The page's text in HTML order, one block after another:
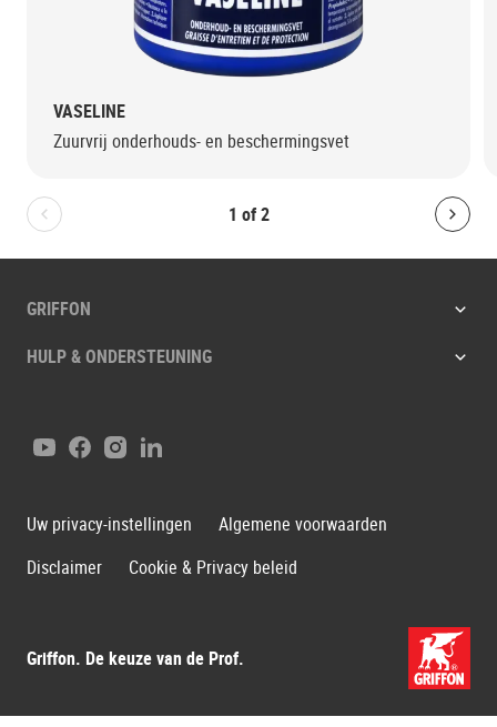
1 of 2
Bolton.General.PreviousSlide
VASELINE
Zuurvrij onderhouds- en beschermingsvet
GRIFFON
HULP & ONDERSTEUNING
Griffon. De keuze van de Prof.
YouTubeFacebook
Instagram
LinkedIn
Uw privacy-instellingen
Algemene voorwaarden
Disclaimer
Cookie & Privacy beleid